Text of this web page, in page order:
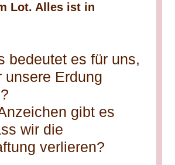
Lot. Alles ist in
bedeutet es für uns,
unsere Erdung
gibt es
wir die
verlieren?